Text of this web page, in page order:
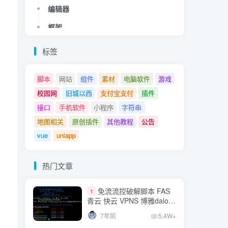
编辑器
框架
其他
热门文章
1
免流流控破解脚本 FAS
青云 快云 VPNS 博雅dalo最
新集合
7年前
2 MT管理器v2.8.0vip破解
版
7年前 2.2W+
4
直接调用QQ信息
编辑器
框架
其他
标签
脚本 网站 组件 素材 电脑软件
游戏
校园网
旧城以西 支付宝支付
插件
接口
手机软件 小程序
字符串
地图相关
原创插件 其他教程
公告
vue
uniapp
热门文章
1
免流流控破解脚本 FAS
青云 快云 VPNS 博雅dalo最
新集合
7年前 5.4W+